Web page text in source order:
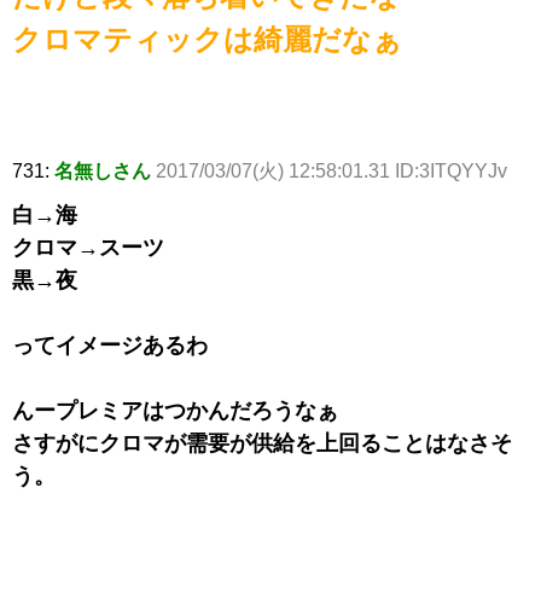
クロマティックは綺麗だなぁ
731: 名無しさん 2017/03/07(火) 12:58:01.31 ID:3ITQYYJv
白→海
クロマ→スーツ
黒→夜
ってイメージあるわ
んープレミアはつかんだろうなぁ
さすがにクロマが需要が供給を上回ることはなさそ
う。